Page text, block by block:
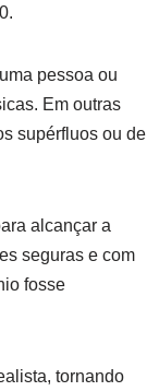
pessoa ou
Em outras
supérfluos ou de
alcançar a
seguras e com
fosse
tornando